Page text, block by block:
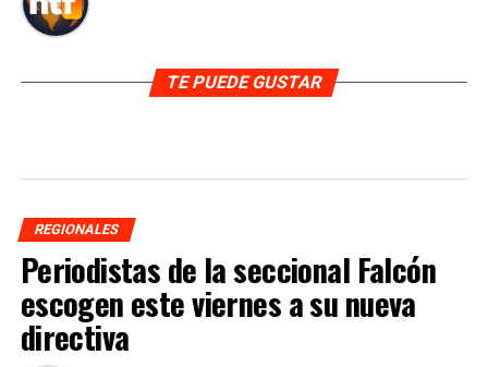
TE PUEDE GUSTAR
REGIONALES
Periodistas de la seccional Falcón
escogen este viernes a su nueva
directiva